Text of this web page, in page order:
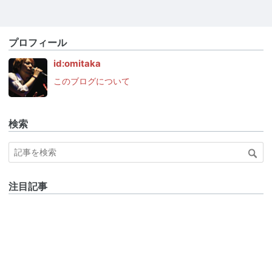
プロフィール
id:omitaka
このブログについて
検索
注目記事